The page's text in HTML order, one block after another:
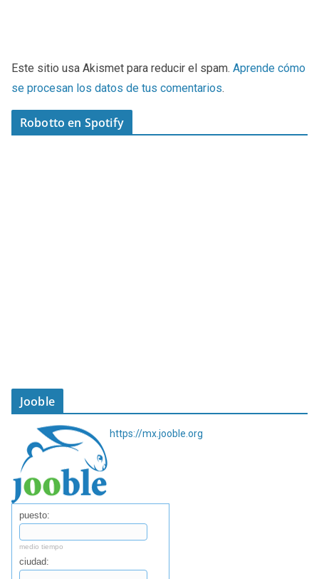
Este sitio usa Akismet para reducir el spam. Aprende cómo
se procesan los datos de tus comentarios.
Robotto en Spotify
Jooble
https://mx.jooble.org
puesto:
medio tiempo
ciudad: